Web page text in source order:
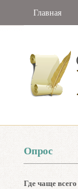
Главная
Опрос
Где чаще